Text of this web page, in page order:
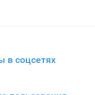
в соцсетях